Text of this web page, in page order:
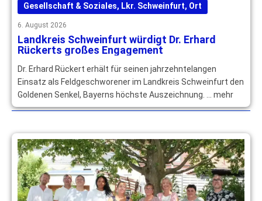
Gesellschaft & Soziales, Lkr. Schweinfurt, Ort
6. August 2026
Landkreis Schweinfurt würdigt Dr. Erhard
Rückerts großes Engagement
Dr. Erhard Rückert erhält für seinen jahrzehntelangen
Einsatz als Feldgeschworener im Landkreis Schweinfurt den
Goldenen Senkel, Bayerns höchste Auszeichnung. … mehr